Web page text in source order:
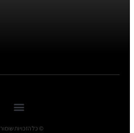
© כל הזכויות שומורות